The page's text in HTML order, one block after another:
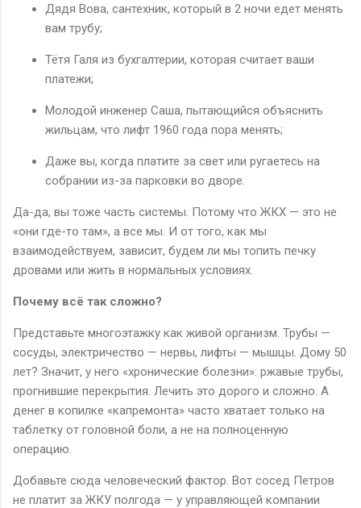
Дядя Вова, сантехник, который в 2 ночи едет менять
вам трубу;
Тётя Галя из бухгалтерии, которая считает ваши
платежи;
Молодой инженер Саша, пытающийся объяснить
жильцам, что лифт 1960 года пора менять;
Даже вы, когда платите за свет или ругаетесь на
собрании из-за парковки во дворе.
Да-да, вы тоже часть системы. Потому что ЖКХ — это не
«они где-то там», а все мы. И от того, как мы
взаимодействуем, зависит, будем ли мы топить печку
дровами или жить в нормальных условиях.
Почему всё так сложно?
Представьте многоэтажку как живой организм. Трубы —
сосуды, электричество — нервы, лифты — мышцы. Дому 50
лет? Значит, у него «хронические болезни»: ржавые трубы,
прогнившие перекрытия. Лечить это дорого и сложно. А
денег в копилке «капремонта» часто хватает только на
таблетку от головной боли, а не на полноценную
операцию.
Добавьте сюда человеческий фактор. Вот сосед Петров
не платит за ЖКУ полгода — у управляющей компании